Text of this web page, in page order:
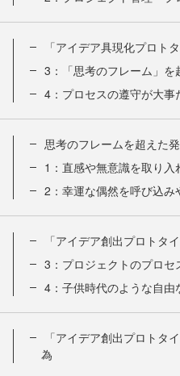
「アイデア具現化プロト
3：「思考のフレーム」
4：プロセスの遵守が大
思考のフレームを超えた
1：直感や無意識を取り
2：幸運な偶然を呼び込み
「アイデア創出プロトタ
3：プロジェクトのプロセ
4：子供時代のような自
「アイデア創出プロトタ
為